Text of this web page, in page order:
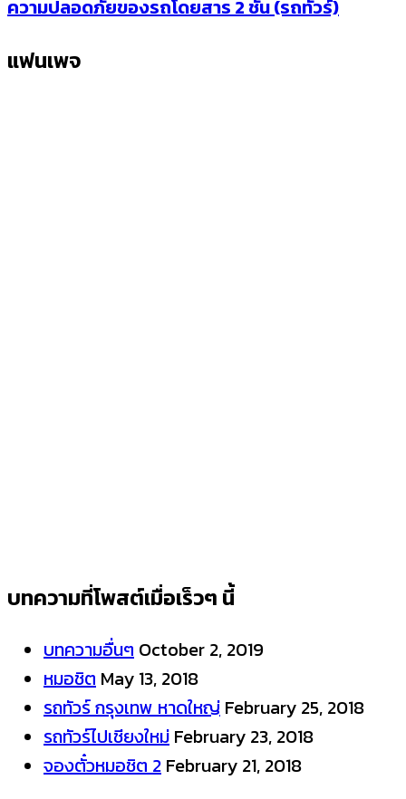
ความปลอดภัยของรถโดยสาร 2 ชั้น (รถทัวร์)
แฟนเพจ
บทความที่โพสต์เมื่อเร็วๆ นี้
บทความอื่นๆ October 2, 2019
หมอชิต May 13, 2018
รถทัวร์ กรุงเทพ หาดใหญ่ February 25, 2018
รถทัวร์ไปเชียงใหม่ February 23, 2018
จองตั๋วหมอชิต 2 February 21, 2018